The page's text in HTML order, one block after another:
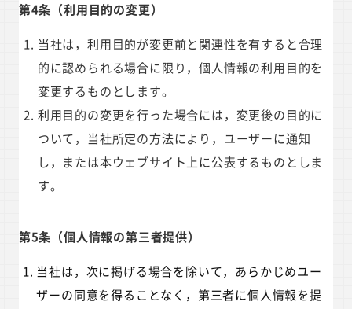
第4条（利用目的の変更）
当社は，利用目的が変更前と関連性を有すると合理
的に認められる場合に限り，個人情報の利用目的を
変更するものとします。
利用目的の変更を行った場合には，変更後の目的に
ついて，当社所定の方法により，ユーザーに通知
し，または本ウェブサイト上に公表するものとしま
す。
第5条（個人情報の第三者提供）
当社は，次に掲げる場合を除いて，あらかじめユー
ザーの同意を得ることなく，第三者に個人情報を提